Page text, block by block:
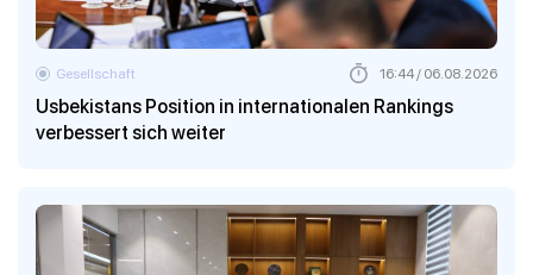
Usbekistans Position in internationalen Rankings
verbessert sich weiter
Gesellschaft 16:44 / 06.08.2026